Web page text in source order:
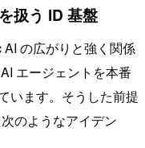
扱う ID 基盤
の広がりと強く関係
エージェントを本番
います。そうした前提
のようなアイデン